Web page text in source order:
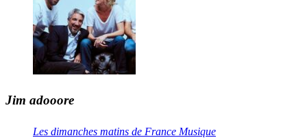
Jim adooore
Les dimanches matins de France Musique